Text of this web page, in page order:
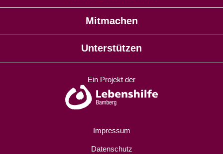
Mitmachen
Unterstützen
Ein Projekt der
Impressum
Datenschutz